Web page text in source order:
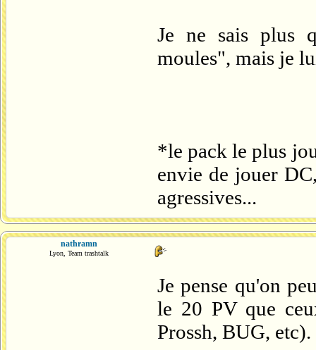
Je ne sais plus
moules", mais je
*le pack le plus
envie de jouer
agressives...
nathramn
Lyon, Team trashtalk
Je pense qu'on
le 20 PV que
Prossh, BUG, etc).